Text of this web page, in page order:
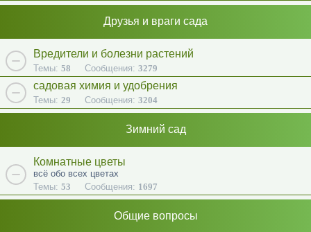
Друзья и враги сада
Вредители и болезни растений
Темы: 58 Сообщения: 3279
садовая химия и удобрения
Темы: 29 Сообщения: 3204
Зимний сад
Комнатные цветы
всё обо всех цветах
Темы: 53 Сообщения: 1697
Общие вопросы